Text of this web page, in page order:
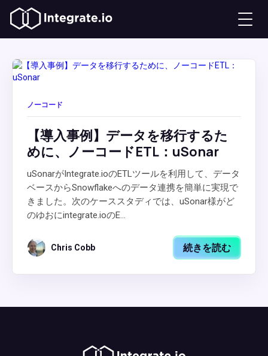
ノーコード
【導入事例】データを移行するた
めに、ノーコードETL：uSonar
uSonarがIntegrate.ioのETLツールを利用して、データ
ベースからSnowflakeへのデータ連携を簡単に実現で
きました。次のケーススタディでは、uSonar様がど
のゆおにintegrate.ioのE...
Chris Cobb 続きを読む